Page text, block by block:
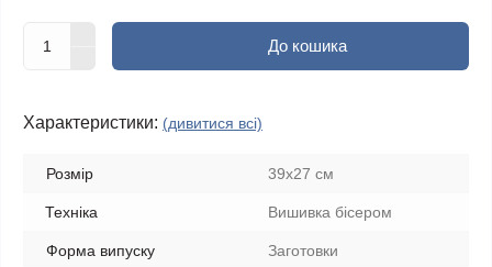
До кошика
Характеристики: (дивитися всі)
Розмір 39х27 см
Техніка Вишивка бісером
Форма випуску Заготовки